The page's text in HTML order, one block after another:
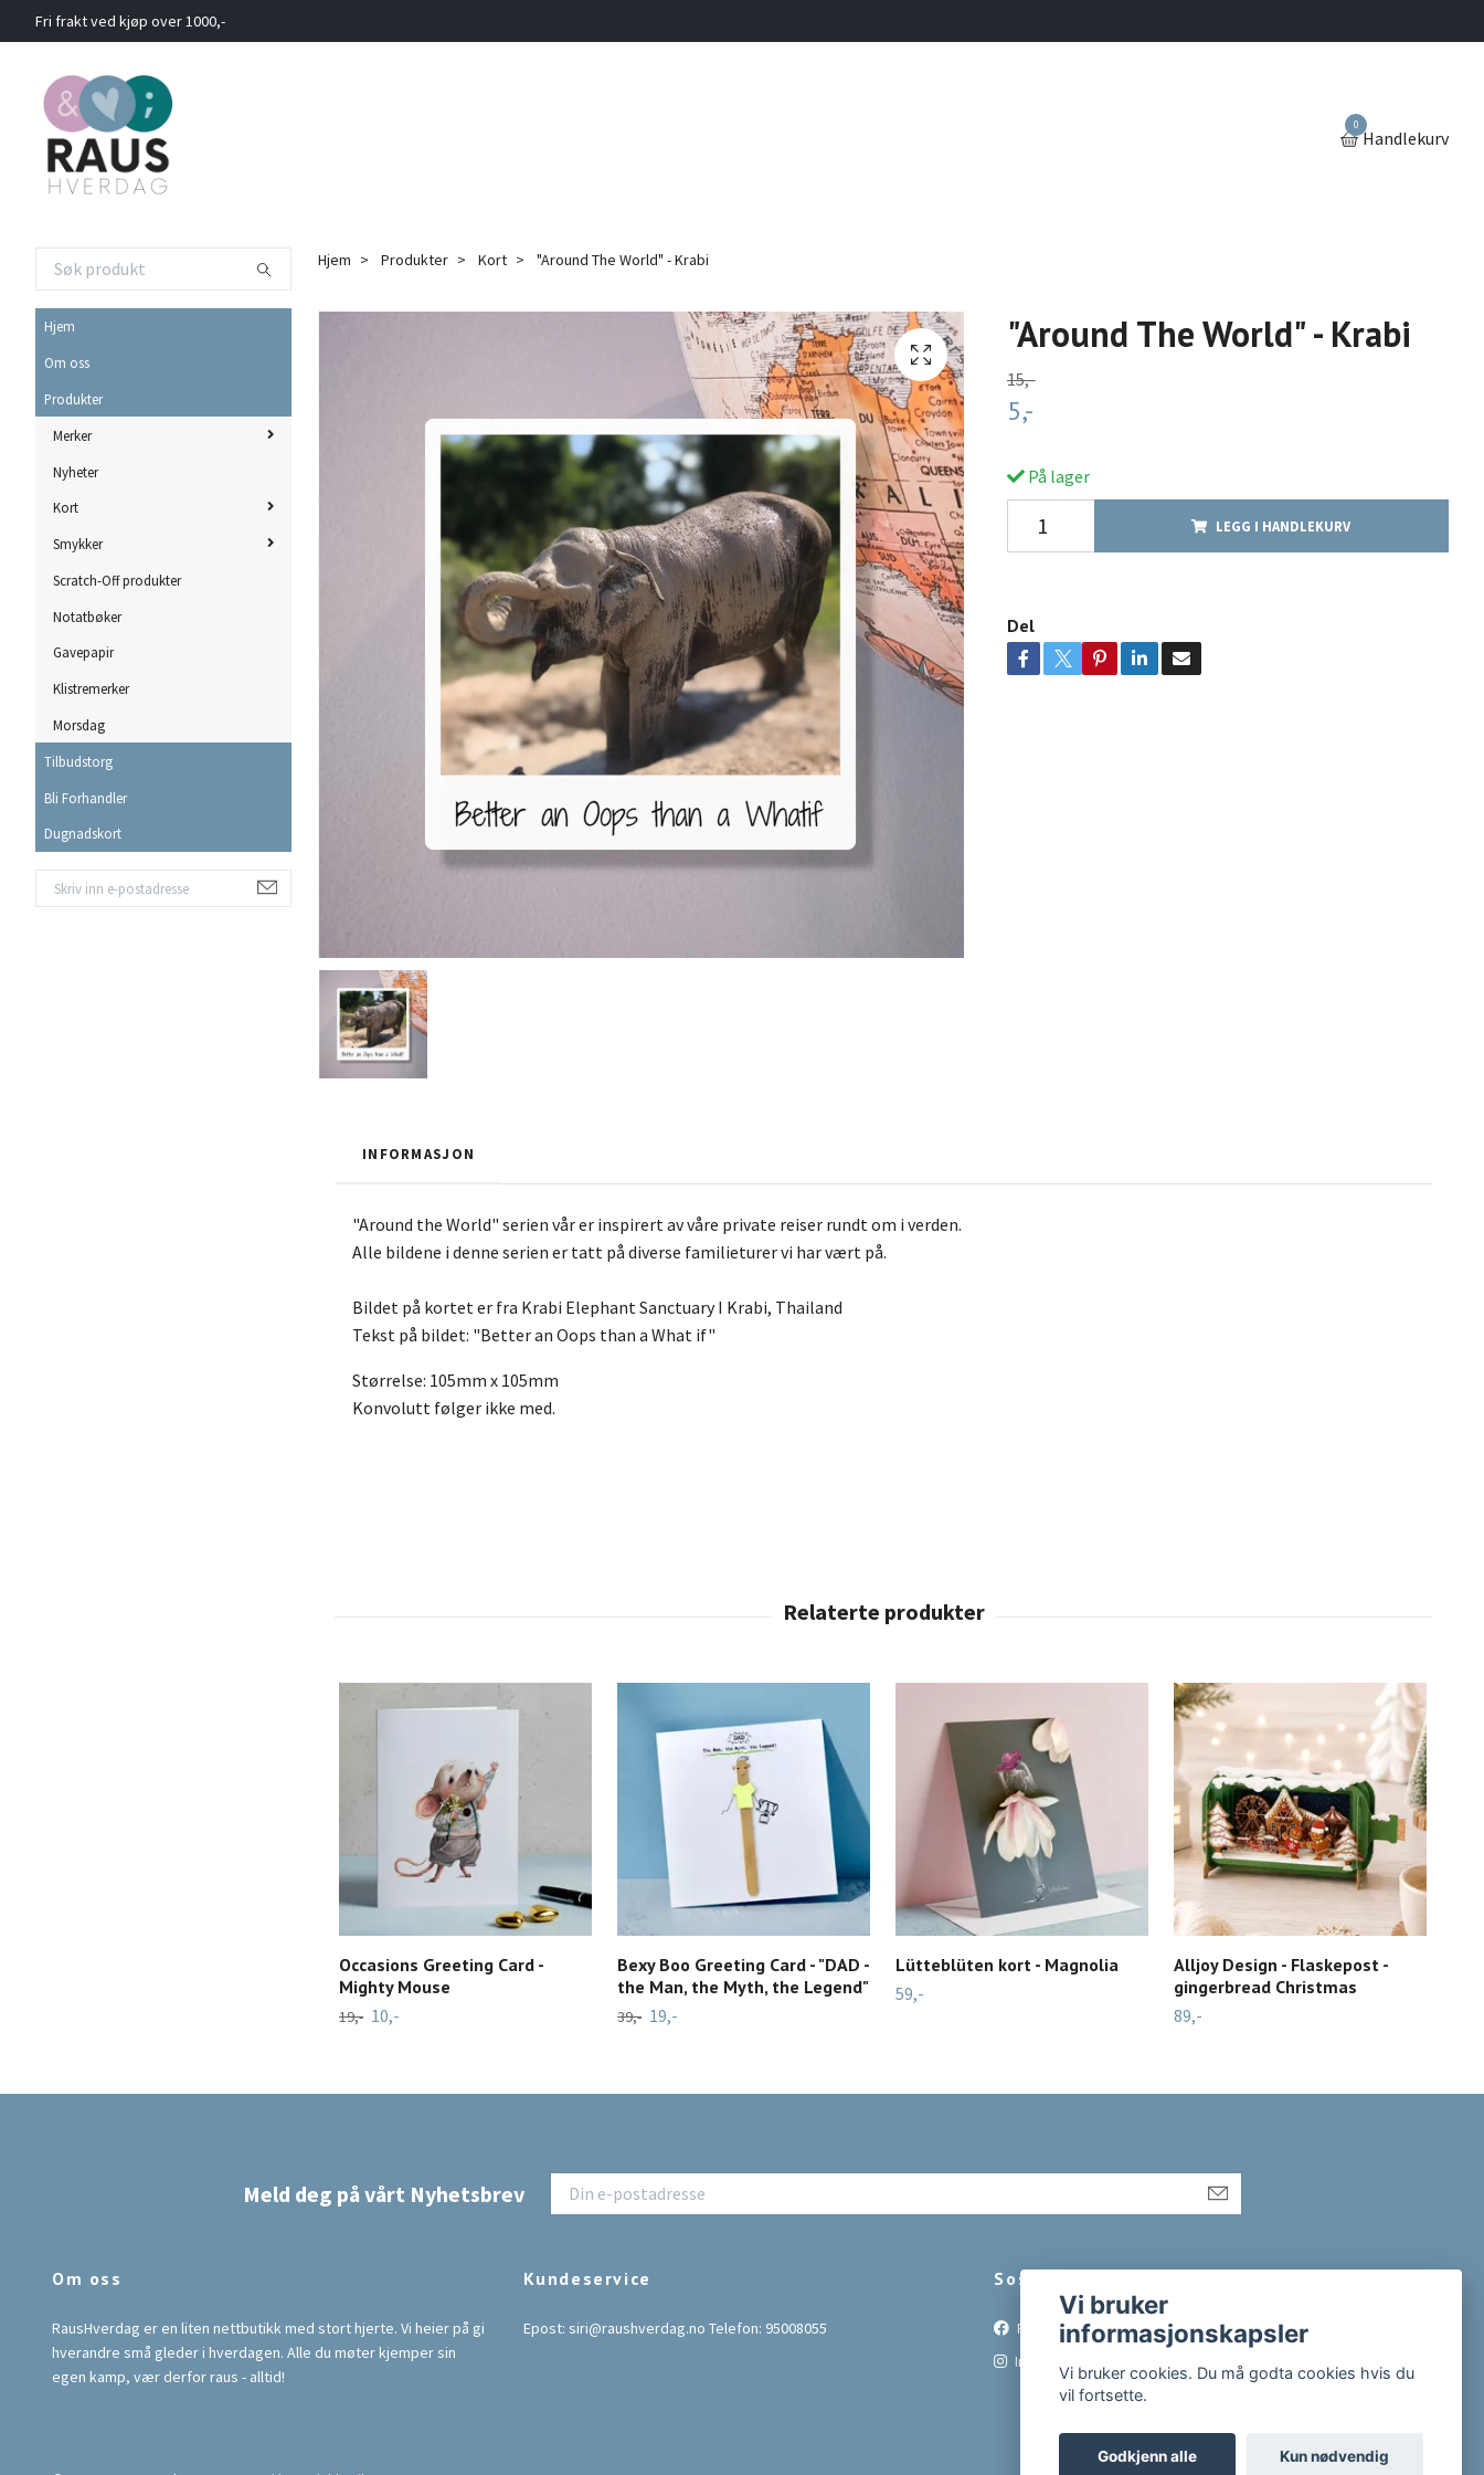
Fri frakt ved kjøp over 1000,-
0
Handlekurv
Hjem
Om oss
Produkter
Merker
Nyheter
Kort
Smykker
Scratch-Off produkter
Notatbøker
Gavepapir
Klistremerker
Morsdag
Tilbudstorg
Bli Forhandler
Dugnadskort
Hjem Produkter Kort "Around The World" - Krabi
"Around The World" - Krabi
15,-
5,-
På lager
LEGG I HANDLEKURV
Del
INFORMASJON
"Around the World" serien vår er inspirert av våre private reiser rundt om i verden.
Alle bildene i denne serien er tatt på diverse familieturer vi har vært på.
Bildet på kortet er fra Krabi Elephant Sanctuary I Krabi, Thailand
Tekst på bildet: "Better an Oops than a What if"
Størrelse: 105mm x 105mm
Konvolutt følger ikke med.
Occasions Greeting Card -
Mighty Mouse
19,- 10,-
Bexy Boo Greeting Card - "DAD -
the Man, the Myth, the Legend"
39,- 19,-
Lütteblüten kort - Magnolia
59,-
Alljoy Design - Flaskepost -
gingerbread Christmas
89,-
Meld deg på vårt Nyhetsbrev
Om oss
RausHverdag er en liten nettbutikk med stort hjerte. Vi heier på gi
hverandre små gleder i hverdagen. Alle du møter kjemper sin
egen kamp, vær derfor raus - alltid!
Kundeservice
Epost: siri@raushverdag.no Telefon: 95008055
Sosiale medier
Facebook
Instagram
Vi bruker
informasjonskapsler
Vi bruker cookies. Du må godta cookies hvis du
vil fortsette.
Godkjenn alle Kun nødvendig